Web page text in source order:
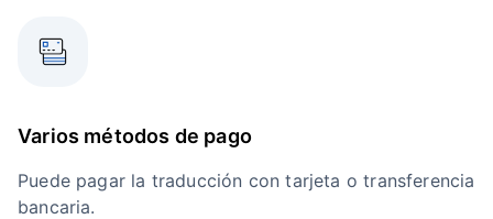
Varios métodos de pago
Puede pagar la traducción con tarjeta o transferencia
bancaria.